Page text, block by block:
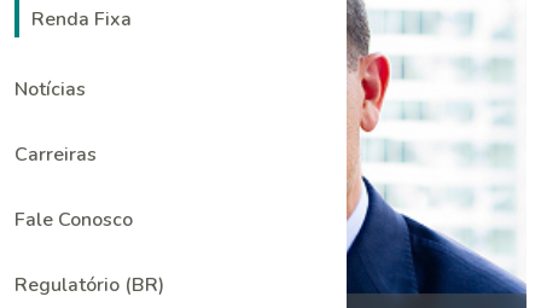
Renda Fixa
Notícias
Carreiras
Fale Conosco
Regulatório (BR)